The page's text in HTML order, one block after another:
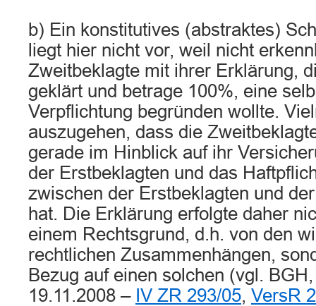
b) Ein konstitutives (abstraktes)
liegt hier nicht vor, weil nicht
Zweitbeklagte mit ihrer Erklärung,
geklärt und betrage 100%, eine
Verpflichtung begründen wollte.
auszugehen, dass die
gerade im Hinblick auf ihr
der Erstbeklagten und das
zwischen der Erstbeklagten und
hat. Die Erklärung erfolgte daher
einem Rechtsgrund, d.h. von den
rechtlichen Zusammenhängen,
Bezug auf einen solchen (vgl.
19.11.2008 – IV ZR 293/05, VersR